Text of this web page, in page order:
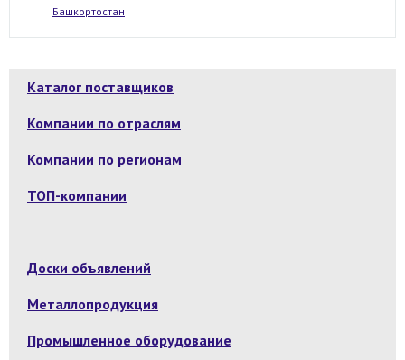
Башкортостан
Каталог поставщиков
Компании по отраслям
Компании по регионам
ТОП-компании
Доски объявлений
Металлопродукция
Промышленное оборудование